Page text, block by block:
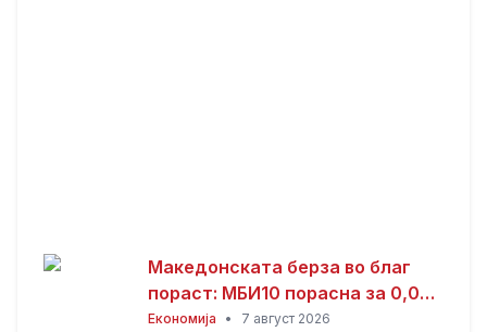
Македонската берза во благ
пораст: МБИ10 порасна за 0,08
отсто, најтргувани акциите на
Економија • 7 август 2026